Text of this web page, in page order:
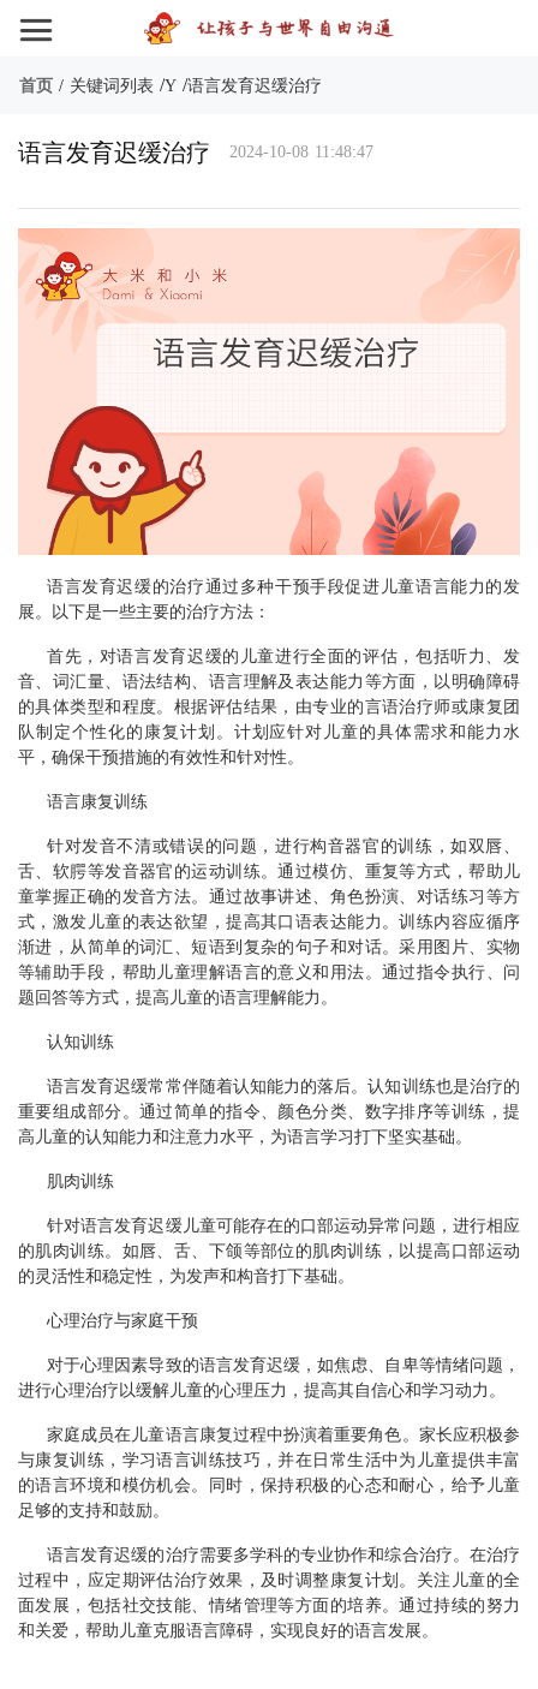
首页 / 关键词列表 /Y /语言发育迟缓治疗
语言发育迟缓治疗 2024-10-08 11:48:47
语言发育迟缓的治疗通过多种干预手段促进儿童语言能力的发
展。以下是一些主要的治疗方法：
首先，对语言发育迟缓的儿童进行全面的评估，包括听力、发
音、词汇量、语法结构、语言理解及表达能力等方面，以明确障碍
的具体类型和程度。根据评估结果，由专业的言语治疗师或康复团
队制定个性化的康复计划。计划应针对儿童的具体需求和能力水
平，确保干预措施的有效性和针对性。
语言康复训练
针对发音不清或错误的问题，进行构音器官的训练，如双唇、
舌、软腭等发音器官的运动训练。通过模仿、重复等方式，帮助儿
童掌握正确的发音方法。通过故事讲述、角色扮演、对话练习等方
式，激发儿童的表达欲望，提高其口语表达能力。训练内容应循序
渐进，从简单的词汇、短语到复杂的句子和对话。采用图片、实物
等辅助手段，帮助儿童理解语言的意义和用法。通过指令执行、问
题回答等方式，提高儿童的语言理解能力。
认知训练
语言发育迟缓常常伴随着认知能力的落后。认知训练也是治疗的
重要组成部分。通过简单的指令、颜色分类、数字排序等训练，提
高儿童的认知能力和注意力水平，为语言学习打下坚实基础。
肌肉训练
针对语言发育迟缓儿童可能存在的口部运动异常问题，进行相应
的肌肉训练。如唇、舌、下颌等部位的肌肉训练，以提高口部运动
的灵活性和稳定性，为发声和构音打下基础。
心理治疗与家庭干预
对于心理因素导致的语言发育迟缓，如焦虑、自卑等情绪问题，
进行心理治疗以缓解儿童的心理压力，提高其自信心和学习动力。
家庭成员在儿童语言康复过程中扮演着重要角色。家长应积极参
与康复训练，学习语言训练技巧，并在日常生活中为儿童提供丰富
的语言环境和模仿机会。同时，保持积极的心态和耐心，给予儿童
足够的支持和鼓励。
语言发育迟缓的治疗需要多学科的专业协作和综合治疗。在治疗
过程中，应定期评估治疗效果，及时调整康复计划。关注儿童的全
面发展，包括社交技能、情绪管理等方面的培养。通过持续的努力
和关爱，帮助儿童克服语言障碍，实现良好的语言发展。